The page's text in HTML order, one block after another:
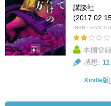
講談社
ISBN・EAN:
本棚登
感想: 11
Kindle版